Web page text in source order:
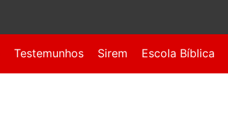
Testemunhos Sirem Escola Bíblica